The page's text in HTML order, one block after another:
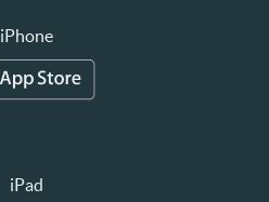
iPhone
iPad